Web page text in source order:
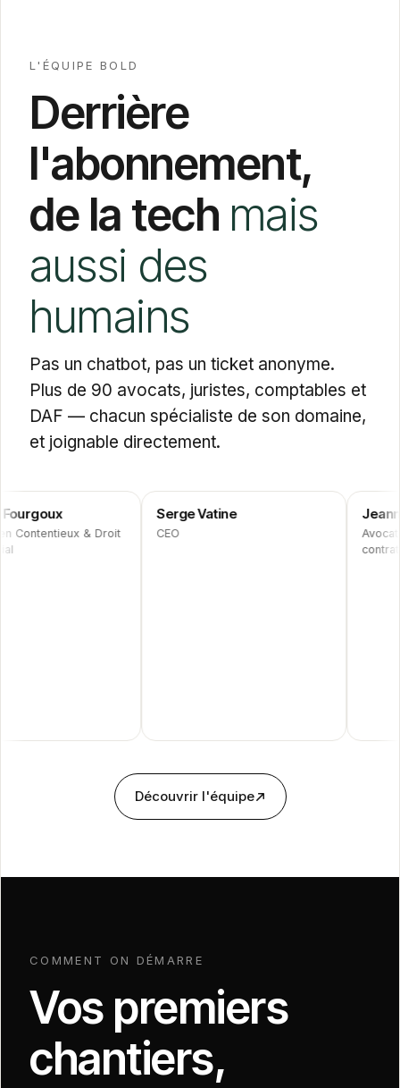
L'ÉQUIPE BOLD
Derrière
l'abonnement,
de la tech mais
aussi des
humains
Pas un chatbot, pas un ticket anonyme.
Plus de 90 avocats, juristes, comptables et
DAF — chacun spécialiste de son domaine,
et joignable directement.
& Droit
Serge Vatine
CEO
Jeanne
Avocate en Droit
contrats/IP/IT
Découvrir l'équipe
COMMENT ON DÉMARRE
Vos premiers
chantiers,